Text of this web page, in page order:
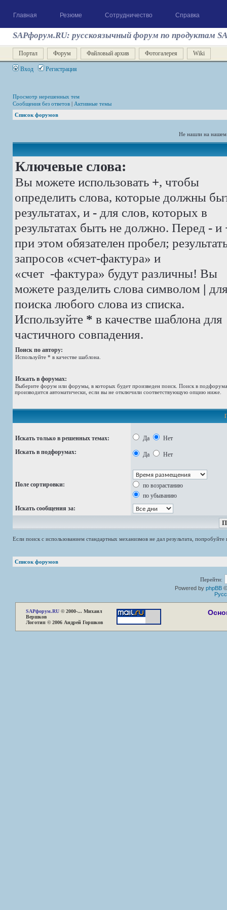
Главная Резюме Сотрудничество Справка
SAPфорум.RU: русскоязычный форум по продуктам
Портал Форум Файловый архив Фотогалерея Wiki
Вход Регистрация
Просмотр нерешенных тем
Сообщения без ответов | Активные темы
Список форумов
Не нашли на
Ключевые слова:
Вы можете использовать +, чтобы
определить слова, которые должны
результатах, и - для слов, которых в
результатах быть не должно. Перед - и
при этом обязателен пробел;
запросов «счет-фактура» и
«счет -фактура» будут различны! Вы
можете разделить слова символом |
поиска любого слова из списка.
Используйте * в качестве шаблона для
частичного совпадения.
Поиск по автору:
Используйте * в качестве шаблона.
Искать в форумах:
Выберите форум или форумы, в которых будет произведен поиск. Поиск в
производится автоматически, если вы не отключили соответствующую опцию ниже.
Искать только в решенных темах:
Искать в подфорумах:
Да Нет
Да Нет
Поле сортировки:
по возрастанию
по убыванию
Искать сообщения за:
Если поиск с использованием стандартных механизмов не дал результата,
Список форумов
Перейти:
Powered by phpBB
SAPфорум.RU © 2000-... Михаил
Вершков
Логотип © 2006 Андрей Горшков